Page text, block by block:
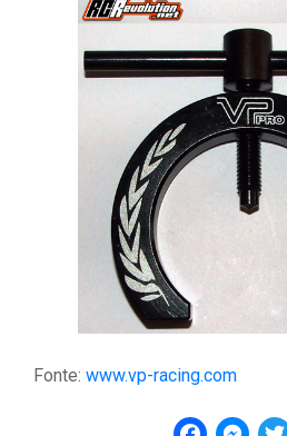
Fonte: www.vp-racing.com